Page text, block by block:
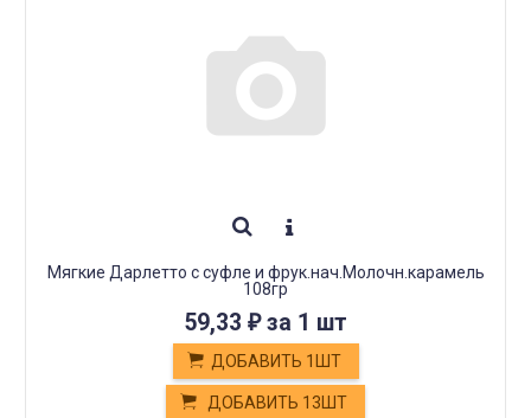
Мягкие Дарлетто с суфле и фрук.нач.Молочн.карамель
108гр
59,33 ₽за 1 шт
ДОБАВИТЬ 1ШТ
ДОБАВИТЬ 13ШТ